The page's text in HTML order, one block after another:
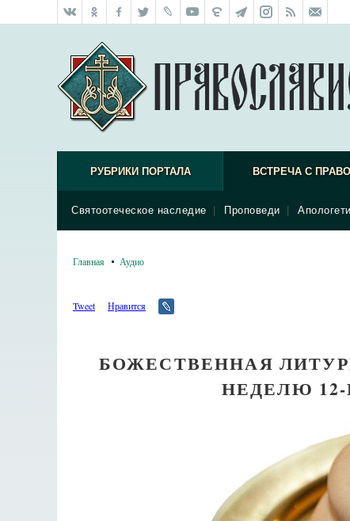
РУБРИКИ ПОРТАЛА ВСТРЕЧА С
Святоотеческое наследие Проповеди
Главная Аудио
Tweet Нравится
БОЖЕСТВЕННАЯ
НЕДЕЛЮ